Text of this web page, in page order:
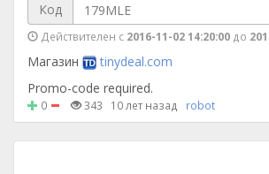
Код
Действителен с 2016-11-02 14:20:00 до
Магазин
tinydeal.com
Promo-code required.
0 343 10 лет назад robot